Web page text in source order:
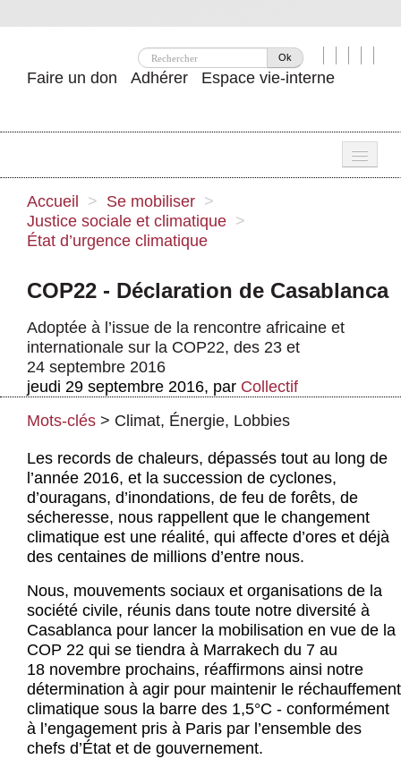
Ok
Faire un don Adhérer Espace vie-interne
Attac ?
Se mobiliser
Publications
Agenda
Actus et médias
Boutique
Accueil > Se mobiliser >
Justice sociale et climatique >
État d’urgence climatique
COP22 - Déclaration de Casablanca
Adoptée à l’issue de la rencontre africaine et
internationale sur la COP22, des 23 et
24 septembre 2016
jeudi 29 septembre 2016, par Collectif
Mots-clés > Climat, Énergie, Lobbies
Les records de chaleurs, dépassés tout au long de
l’année 2016, et la succession de cyclones,
d’ouragans, d’inondations, de feu de forêts, de
sécheresse, nous rappellent que le changement
climatique est une réalité, qui affecte d’ores et déjà
des centaines de millions d’entre nous.
Nous, mouvements sociaux et organisations de la
société civile, réunis dans toute notre diversité à
Casablanca pour lancer la mobilisation en vue de la
COP 22 qui se tiendra à Marrakech du 7 au
18 novembre prochains, réaffirmons ainsi notre
détermination à agir pour maintenir le réchauffement
climatique sous la barre des 1,5°C - conformément
à l’engagement pris à Paris par l’ensemble des
chefs d’État et de gouvernement.